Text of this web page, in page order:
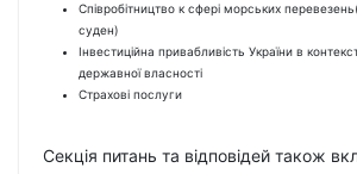
Співробітництво к сфері морських
суден)
Інвестиційна привабливість України в
державної власності
Страхові послуги
Секція питань та відповідей також